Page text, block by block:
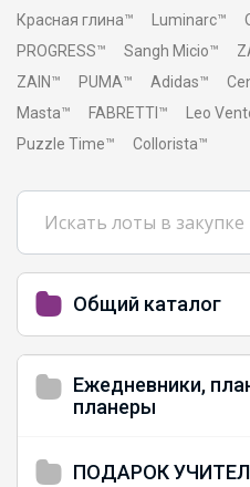
Общий каталог
Ежедневники,
планеры
ПОДАРОК
Красная глина™ Luminarc™
PROGRESS™
Sangh Micio™
ZAIN™
PUMA™ Adidas™
Masta™
FABRETTI™ Leo
Puzzle Time™
Collorista™